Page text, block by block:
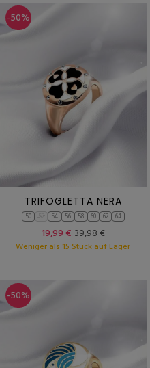
-50%
TRIFOGLETTA NERA
50 54 56 58 60 62 64
19,99 €39,98 €
Weniger als 15 Stück auf Lager
-50%